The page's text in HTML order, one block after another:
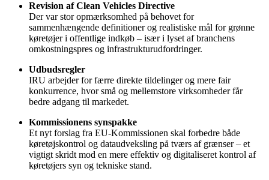
Revision af Clean Vehicles Directive
Der var stor opmærksomhed på behovet for
sammenhængende definitioner og realistiske mål for grønne
køretøjer i offentlige indkøb – især i lyset af branchens
omkostningspres og infrastrukturudfordringer.
Udbudsregler
IRU arbejder for færre direkte tildelinger og mere fair
konkurrence, hvor små og mellemstore virksomheder får
bedre adgang til markedet.
Kommissionens synspakke
Et nyt forslag fra EU-Kommissionen skal forbedre både
køretøjskontrol og dataudveksling på tværs af grænser – et
vigtigt skridt mod en mere effektiv og digitaliseret kontrol af
køretøjers syn og tekniske stand.